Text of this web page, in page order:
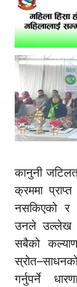
कानुनी
क्रममा
नसकिएको र
उनले उल्लेख
सबैको
गर्नुपर्ने